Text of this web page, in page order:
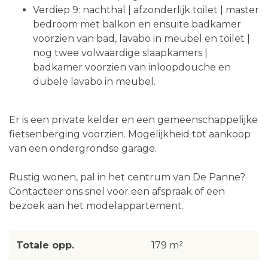
Verdiep 9: nachthal | afzonderlijk toilet | master
bedroom met balkon en ensuite badkamer
voorzien van bad, lavabo in meubel en toilet |
nog twee volwaardige slaapkamers |
badkamer voorzien van inloopdouche en
dubele lavabo in meubel.
Er is een private kelder en een gemeenschappelijke
fietsenberging voorzien. Mogelijkheid tot aankoop
van een ondergrondse garage.
Rustig wonen, pal in het centrum van De Panne?
Contacteer ons snel voor een afspraak of een
bezoek aan het modelappartement.
Totale opp. 179 m²